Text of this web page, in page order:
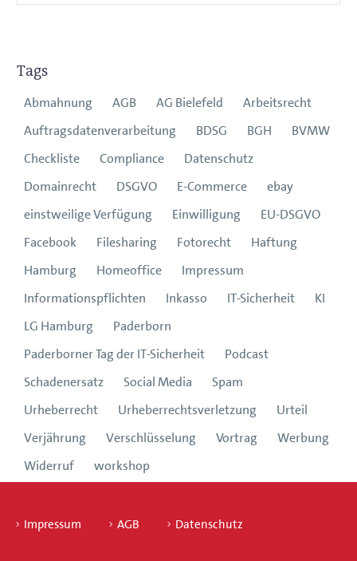
Tags
Abmahnung AGB AG Bielefeld
Arbeitsrecht
Auftragsdatenverarbeitung
BDSG BGH
BVMW
Checkliste
Compliance
Datenschutz
Domainrecht
DSGVO E-Commerce
ebay
einstweilige Verfügung
Einwilligung
EU-DSGVO
Facebook
Filesharing Fotorecht
Haftung
Hamburg
Homeoffice
Impressum
Informationspflichten
Inkasso IT-Sicherheit
KI
LG Hamburg
Paderborn
Paderborner Tag der IT-Sicherheit
Podcast
Schadenersatz
Social Media
Spam
Urheberrecht
Urheberrechtsverletzung
Urteil
Verjährung
Verschlüsselung Vortrag
Werbung
Widerruf
workshop
Impressum AGB Datenschutz